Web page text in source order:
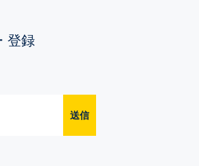
登録
送信